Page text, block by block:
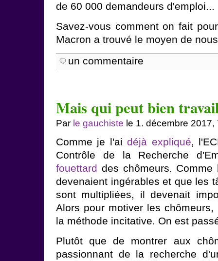
de 60 000 demandeurs d'emploi...
Savez-vous comment on fait
Macron a trouvé le moyen de
un commentaire
Mais qui peut bien
Par le gauchiste le 1. décembre 2017,
Comme je l'ai déjà expliqué,
Contrôle de la Recherche
fouettard des chômeurs.
devenaient ingérables et que les
sont multipliées, il devenait
Alors pour motiver les
la méthode incitative. On est
Plutôt que de montrer aux
passionnant de la recherche